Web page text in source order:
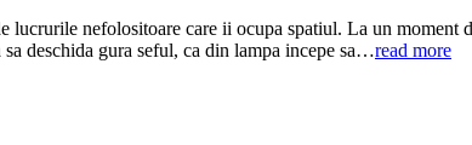
nefolositoare care ii ocupa spatiul. La un moment
deschida gura seful, ca din lampa incepe sa…read more